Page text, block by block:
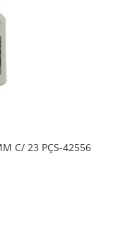
C/ 23 PÇS-42556